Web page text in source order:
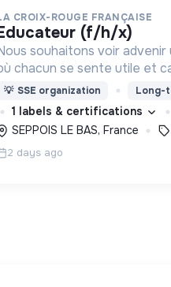
CROIX-ROUGE FRANÇAISE
educateur (f/h/x)
souhaitons voir
chacun se sente utile et
Pour cela, nous proposons
des lieux d’engagement
adaptés à tous.
💡 SSE organization Long-
1 labels & certifications
SEPPOIS LE BAS, France
2 days ago